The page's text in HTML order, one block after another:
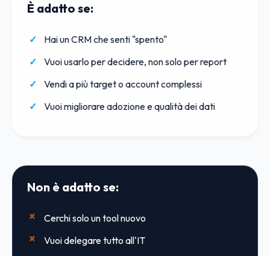
È adatto se:
Hai un CRM che senti "spento"
Vuoi usarlo per decidere, non solo per report
Vendi a più target o account complessi
Vuoi migliorare adozione e qualità dei dati
Non è adatto se:
Cerchi solo un tool nuovo
Vuoi delegare tutto all'IT